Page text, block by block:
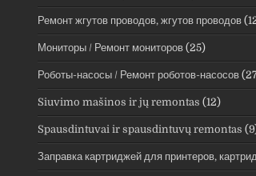
Ремонт жгутов проводов, жгутов проводов
Мониторы / Ремонт мониторов (25)
Роботы-насосы / Ремонт роботов-насосов
Siuvimo mašinos ir jų remontas (12)
Spausdintuvai ir spausdintuvų remontas
Заправка картриджей для принтеров,